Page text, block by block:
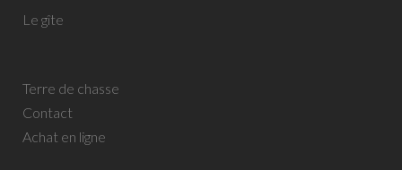
Le gîte
Terre de chasse
Contact
Achat en ligne